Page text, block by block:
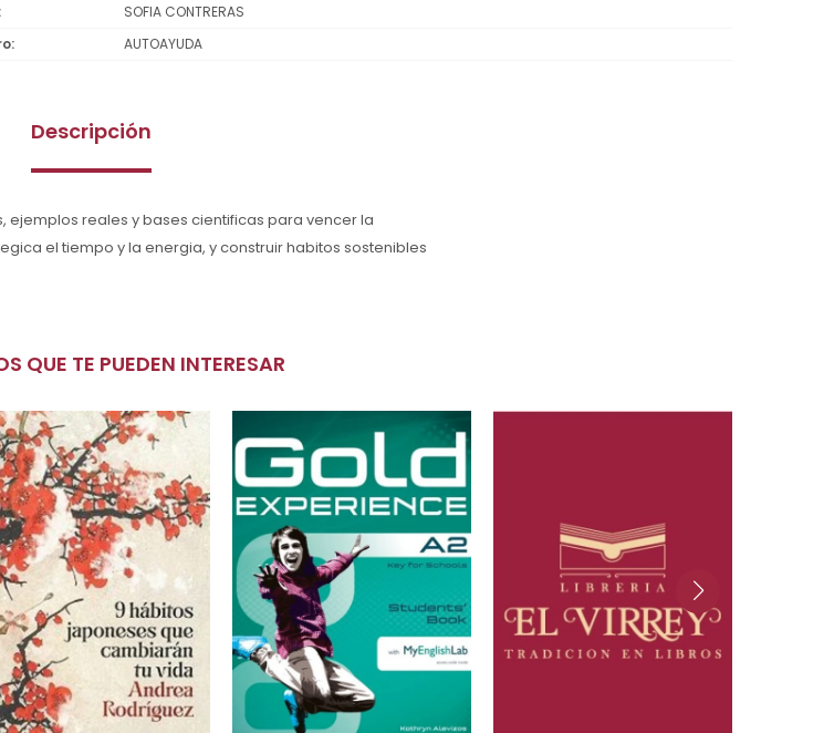
SOFIA CONTRERAS
AUTOAYUDA
Descripción
ejemplos reales y bases cientificas para vencer la
el tiempo y la energia, y construir habitos sostenibles
QUE TE PUEDEN INTERESAR